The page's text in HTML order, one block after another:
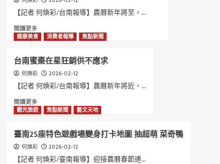
場
統
餅
新
鮮
甜
產
陪
您
過
年
【記者 何煥彩/台南報導】農曆新年將至，...
閱讀更多Read
more
市
長
夫
人
訪
關
據
點
致
贈
健康美食 消費者報導 焦點新聞
台南蜜棗在星狂銷供不應求
何煥彩 2026-02-12
【記者 何煥彩/台南報導】農曆新年將近，...
閱讀更多Read
more
台
南
蜜
棗
觀光旅遊 焦點新聞 藝文天地
臺南25座特色遊戲場變身打卡地圖 抽超萌 菜奇鴨
何煥彩 2026-02-12
【記者 何煥彩/臺南報導】迎接農曆春節連...